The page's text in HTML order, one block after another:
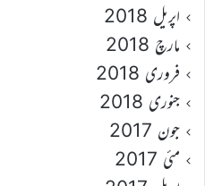
اپریل 2018
مارچ 2018
فروری 2018
جنوری 2018
جون 2017
مئی 2017